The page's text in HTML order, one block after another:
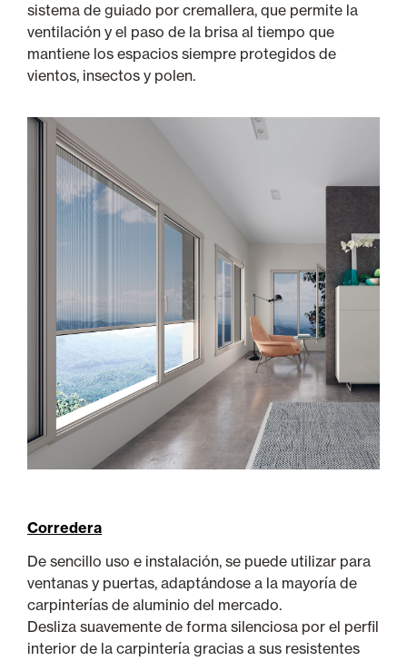
sistema de guiado por cremallera, que permite la
ventilación y el paso de la brisa al tiempo que
mantiene los espacios siempre protegidos de
vientos, insectos y polen.
Corredera
De sencillo uso e instalación, se puede utilizar para
ventanas y puertas, adaptándose a la mayoría de
carpinterías de aluminio del mercado.
Desliza suavemente de forma silenciosa por el perfil
interior de la carpintería gracias a sus resistentes